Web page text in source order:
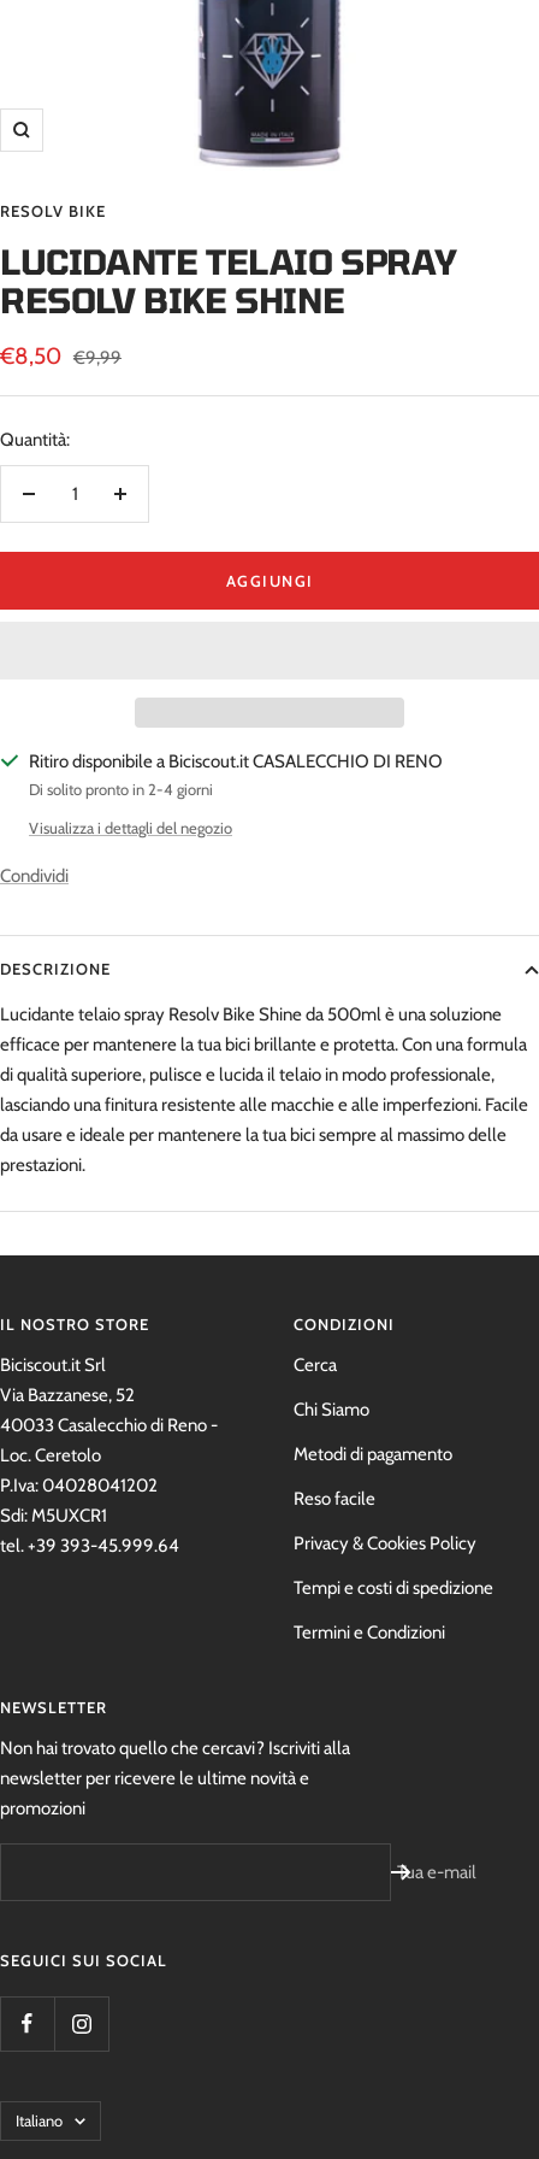
Ingrandisci
RESOLV BIKE
LUCIDANTE TELAIO SPRAY
RESOLV BIKE SHINE
Prezzo
di
vendita
€8,50 Prezzo
€9,99
Quantità:
Diminuire
Aumenta
AGGIUNGI
Ritiro disponibile a Biciscout.it CASALECCHIO DI RENO
Di solito pronto in 2-4 giorni
Visualizza i dettagli del negozio
Condividi
DESCRIZIONE
Lucidante telaio spray Resolv Bike Shine da 500ml è una soluzione
efficace per mantenere la tua bici brillante e protetta. Con una formula
di qualità superiore, pulisce e lucida il telaio in modo professionale,
lasciando una finitura resistente alle macchie e alle imperfezioni. Facile
da usare e ideale per mantenere la tua bici sempre al massimo delle
prestazioni.
IL NOSTRO STORE
Biciscout.it Srl
Via Bazzanese, 52
40033 Casalecchio di Reno -
Loc. Ceretolo
P.Iva: 04028041202
Sdi: M5UXCR1
tel. +39 393-45.999.64
CONDIZIONI
Cerca
Chi Siamo
Metodi di pagamento
Reso facile
Privacy & Cookies Policy
Tempi e costi di spedizione
Termini e Condizioni
NEWSLETTER
Non hai trovato quello che cercavi? Iscriviti alla
newsletter per ricevere le ultime novità e
promozioni
Tua e-mail
SEGUICI SUI SOCIAL
Lingua
Italiano